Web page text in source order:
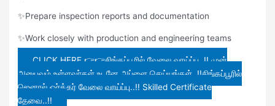
✨Prepare inspection reports and documentation
✨Work closely with production and engineering teams
CLICK HERE 👉👉சிங்கப்பூரில் வேலை வாய்ப்பு..!! முன்
அனுபவம் உள்ளவர்கள் உடனே அப்ளை செய்யுங்கள்..!!சிங்கப்பூரில்
ஜெனரல் ஒர்க்கர் வேலை வாய்ப்பு..!! Skilled Certificate
தேவை..!!